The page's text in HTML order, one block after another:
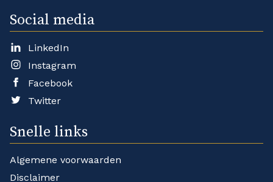
Social media
LinkedIn
Instagram
Facebook
Twitter
Snelle links
Algemene voorwaarden
Disclaimer